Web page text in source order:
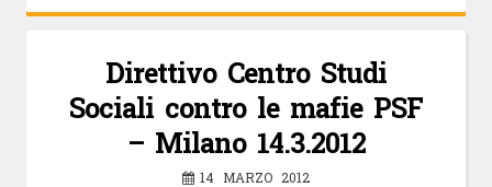
Direttivo Centro Studi
Sociali contro le mafie PSF
– Milano 14.3.2012
14 MARZO 2012